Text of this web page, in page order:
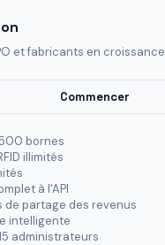
et fabricants en croissance
Commencer
bornes
illimités
à l'API
de partage des revenus
intelligente
administrateurs